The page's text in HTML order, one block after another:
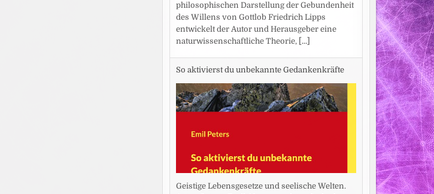
philosophischen Darstellung der Gebundenheit
des Willens von Gottlob Friedrich Lipps
entwickelt der Autor und Herausgeber eine
naturwissenschaftliche Theorie, [...]
So aktivierst du unbekannte Gedankenkräfte
Geistige Lebensgesetze und seelische Welten.